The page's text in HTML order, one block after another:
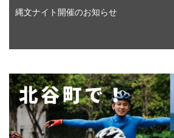
縄文ナイト開催のお知らせ